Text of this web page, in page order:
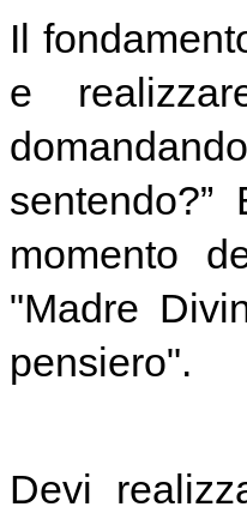
Il
e
momento
"Madre
pensiero".
Devi